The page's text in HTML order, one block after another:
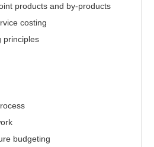
products and by-products
costing
principles
budgeting